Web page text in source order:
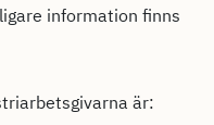
information finns
är: